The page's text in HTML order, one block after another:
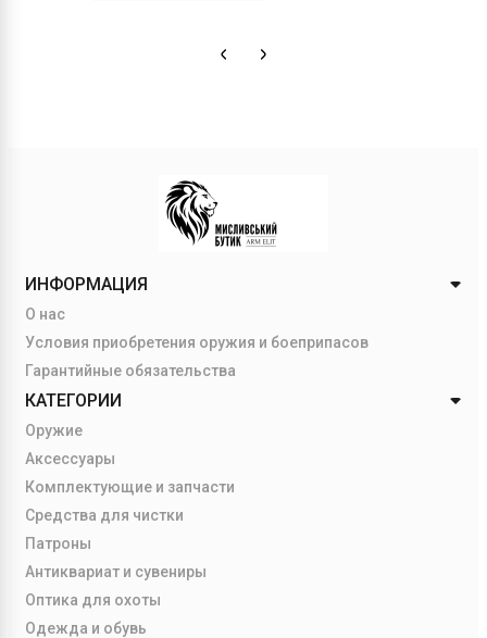
ИНФОРМАЦИЯ
О нас
Условия приобретения оружия и боеприпасов
Гарантийные обязательства
КАТЕГОРИИ
Оружие
Аксессуары
Комплектующие и запчасти
Средства для чистки
Патроны
Антиквариат и сувениры
Оптика для охоты
Одежда и обувь